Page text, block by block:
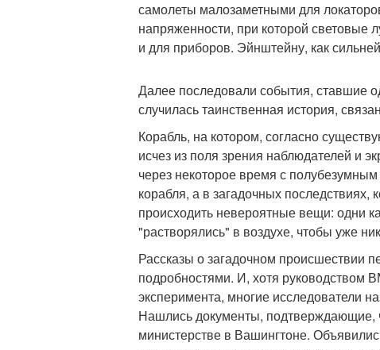
самолеты малозаметными для
напряженности, при которой световые
и для приборов. Эйнштейну, как
Далее последовали события, ставшие
случилась таинственная история,
Корабль, на котором, согласно
исчез из поля зрения наблюдателей и
через некоторое время с
корабля, а в загадочных
происходить невероятные вещи: одни
"растворялись" в воздухе, чтобы уже
Рассказы о загадочном происшествии
подробностями. И, хотя
эксперимента, многие исследователи
Нашлись документы, подтверждающие,
министерстве в Вашингтоне.